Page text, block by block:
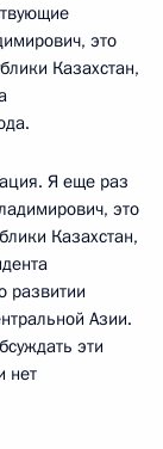
это
Казахстан,
Я еще раз
это
Казахстан,
развитии
Азии.
эти
нет